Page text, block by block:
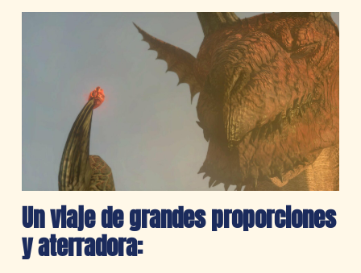
Un viaje de grandes proporciones
y aterradora: